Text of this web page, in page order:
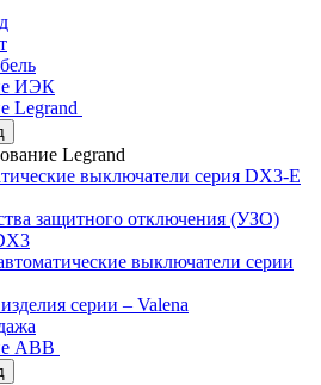
ИЭК
Legrand
Legrand
выключатели серия DX3-E
защитного отключения (УЗО)
выключатели серии
серии – Valena
АВВ